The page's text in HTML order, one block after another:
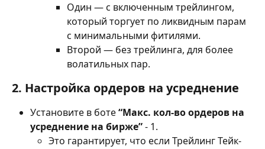
Один — с включенным трейлингом,
который торгует по ликвидным парам
с минимальными фитилями.
Второй — без трейлинга, для более
волатильных пар.
2. Настройка ордеров на усреднение
Установите в боте “Макс. кол-во ордеров на
усреднение на бирже” - 1.
Это гарантирует, что если Трейлинг Тейк-